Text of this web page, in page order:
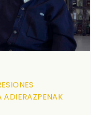
ADIERAZPENAK